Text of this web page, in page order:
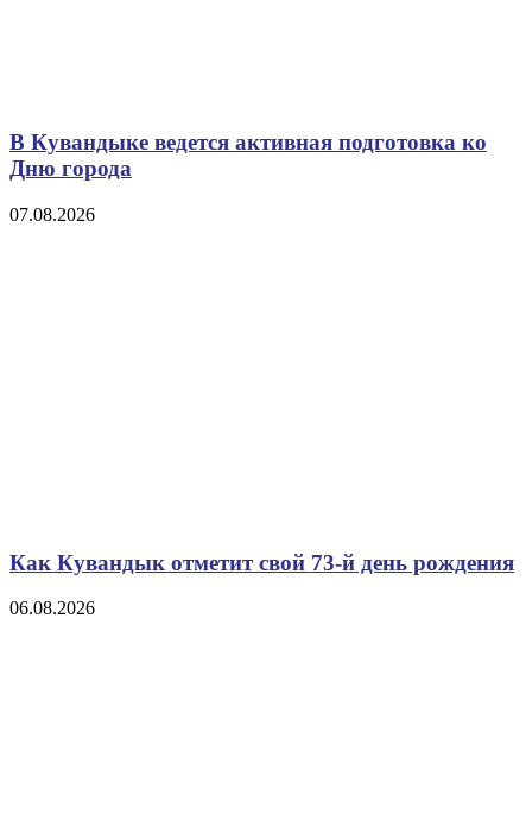
В Кувандыке ведется активная подготовка ко
Дню города
07.08.2026
Как Кувандык отметит свой 73-й день рождения
06.08.2026